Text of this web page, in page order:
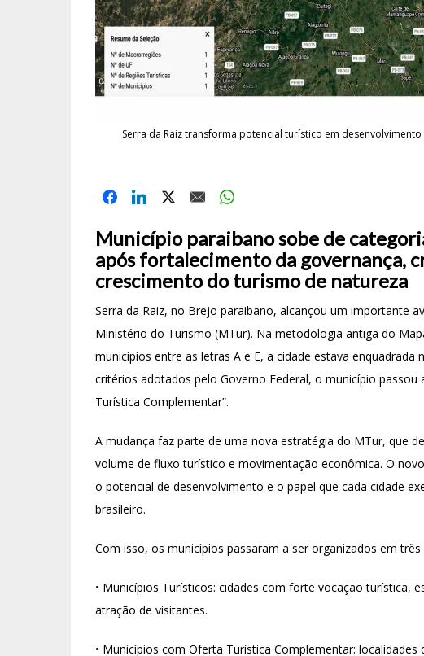
Serra da Raiz transforma potencial turístico em
Município paraibano sobe de
após fortalecimento da governança,
crescimento do turismo de natureza
Serra da Raiz, no Brejo paraibano, alcançou um importante
Ministério do Turismo (MTur). Na metodologia antiga do
municípios entre as letras A e E, a cidade estava
critérios adotados pelo Governo Federal, o município
Turística Complementar”.
A mudança faz parte de uma nova estratégia do MTur, que
volume de fluxo turístico e movimentação econômica. O
o potencial de desenvolvimento e o papel que cada cidade
brasileiro.
Com isso, os municípios passaram a ser organizados em três
• Municípios Turísticos: cidades com forte vocação turística,
atração de visitantes.
• Municípios com Oferta Turística Complementar: